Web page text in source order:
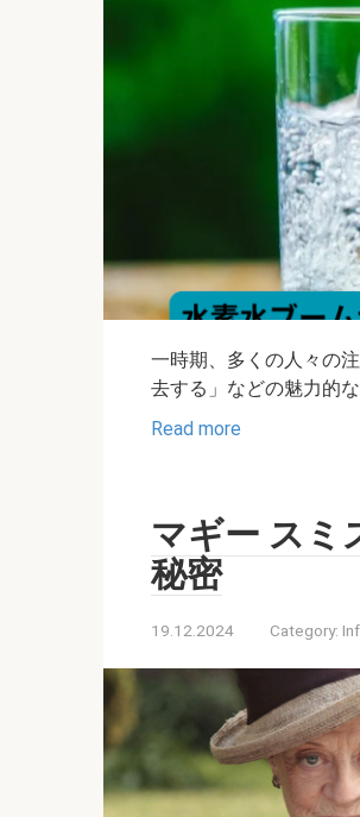
一時期、多くの人々の
去する」などの魅力的
Read more
マギー スミ
秘密
19.12.2024 Category: